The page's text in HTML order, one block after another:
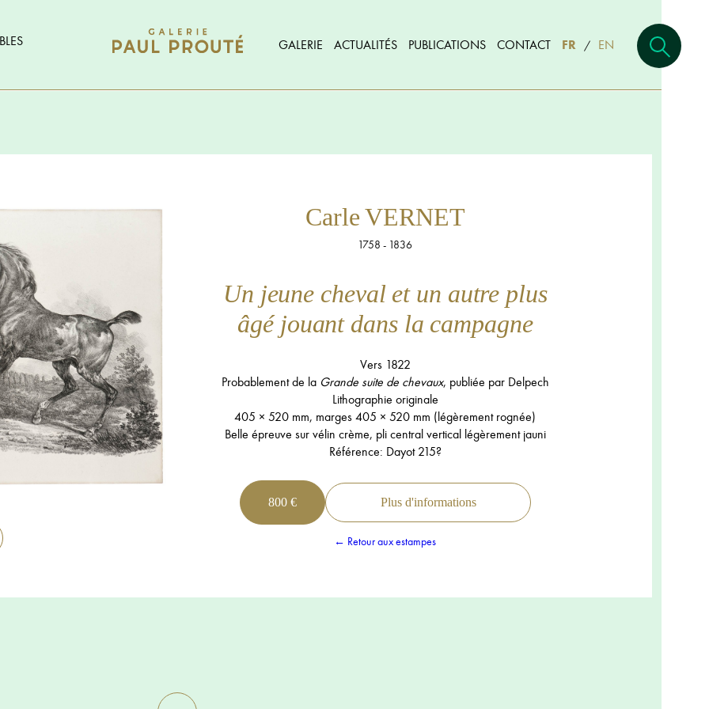
GALERIE ACTUALITÉS PUBLICATIONS CONTACT FR / EN
Carle VERNET
1758 - 1836
Un jeune cheval et un autre plus
âgé jouant dans la campagne
Vers 1822
Probablement de la Grande suite de chevaux, publiée par Delpech
Lithographie originale
405 × 520 mm, marges 405 × 520 mm (légèrement rognée)
Belle épreuve sur vélin crème, pli central vertical légèrement jauni
Référence: Dayot 215?
800 € Plus d'informations
← Retour aux estampes